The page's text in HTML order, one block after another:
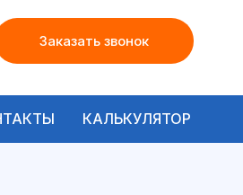
Заказать звонок
КАЛЬКУЛЯТОР